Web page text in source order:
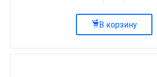
В корзину